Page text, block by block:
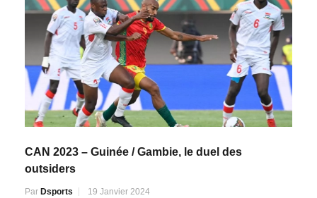
CAN 2023 – Guinée / Gambie, le duel des
outsiders
Par Dsports 19 Janvier 2024